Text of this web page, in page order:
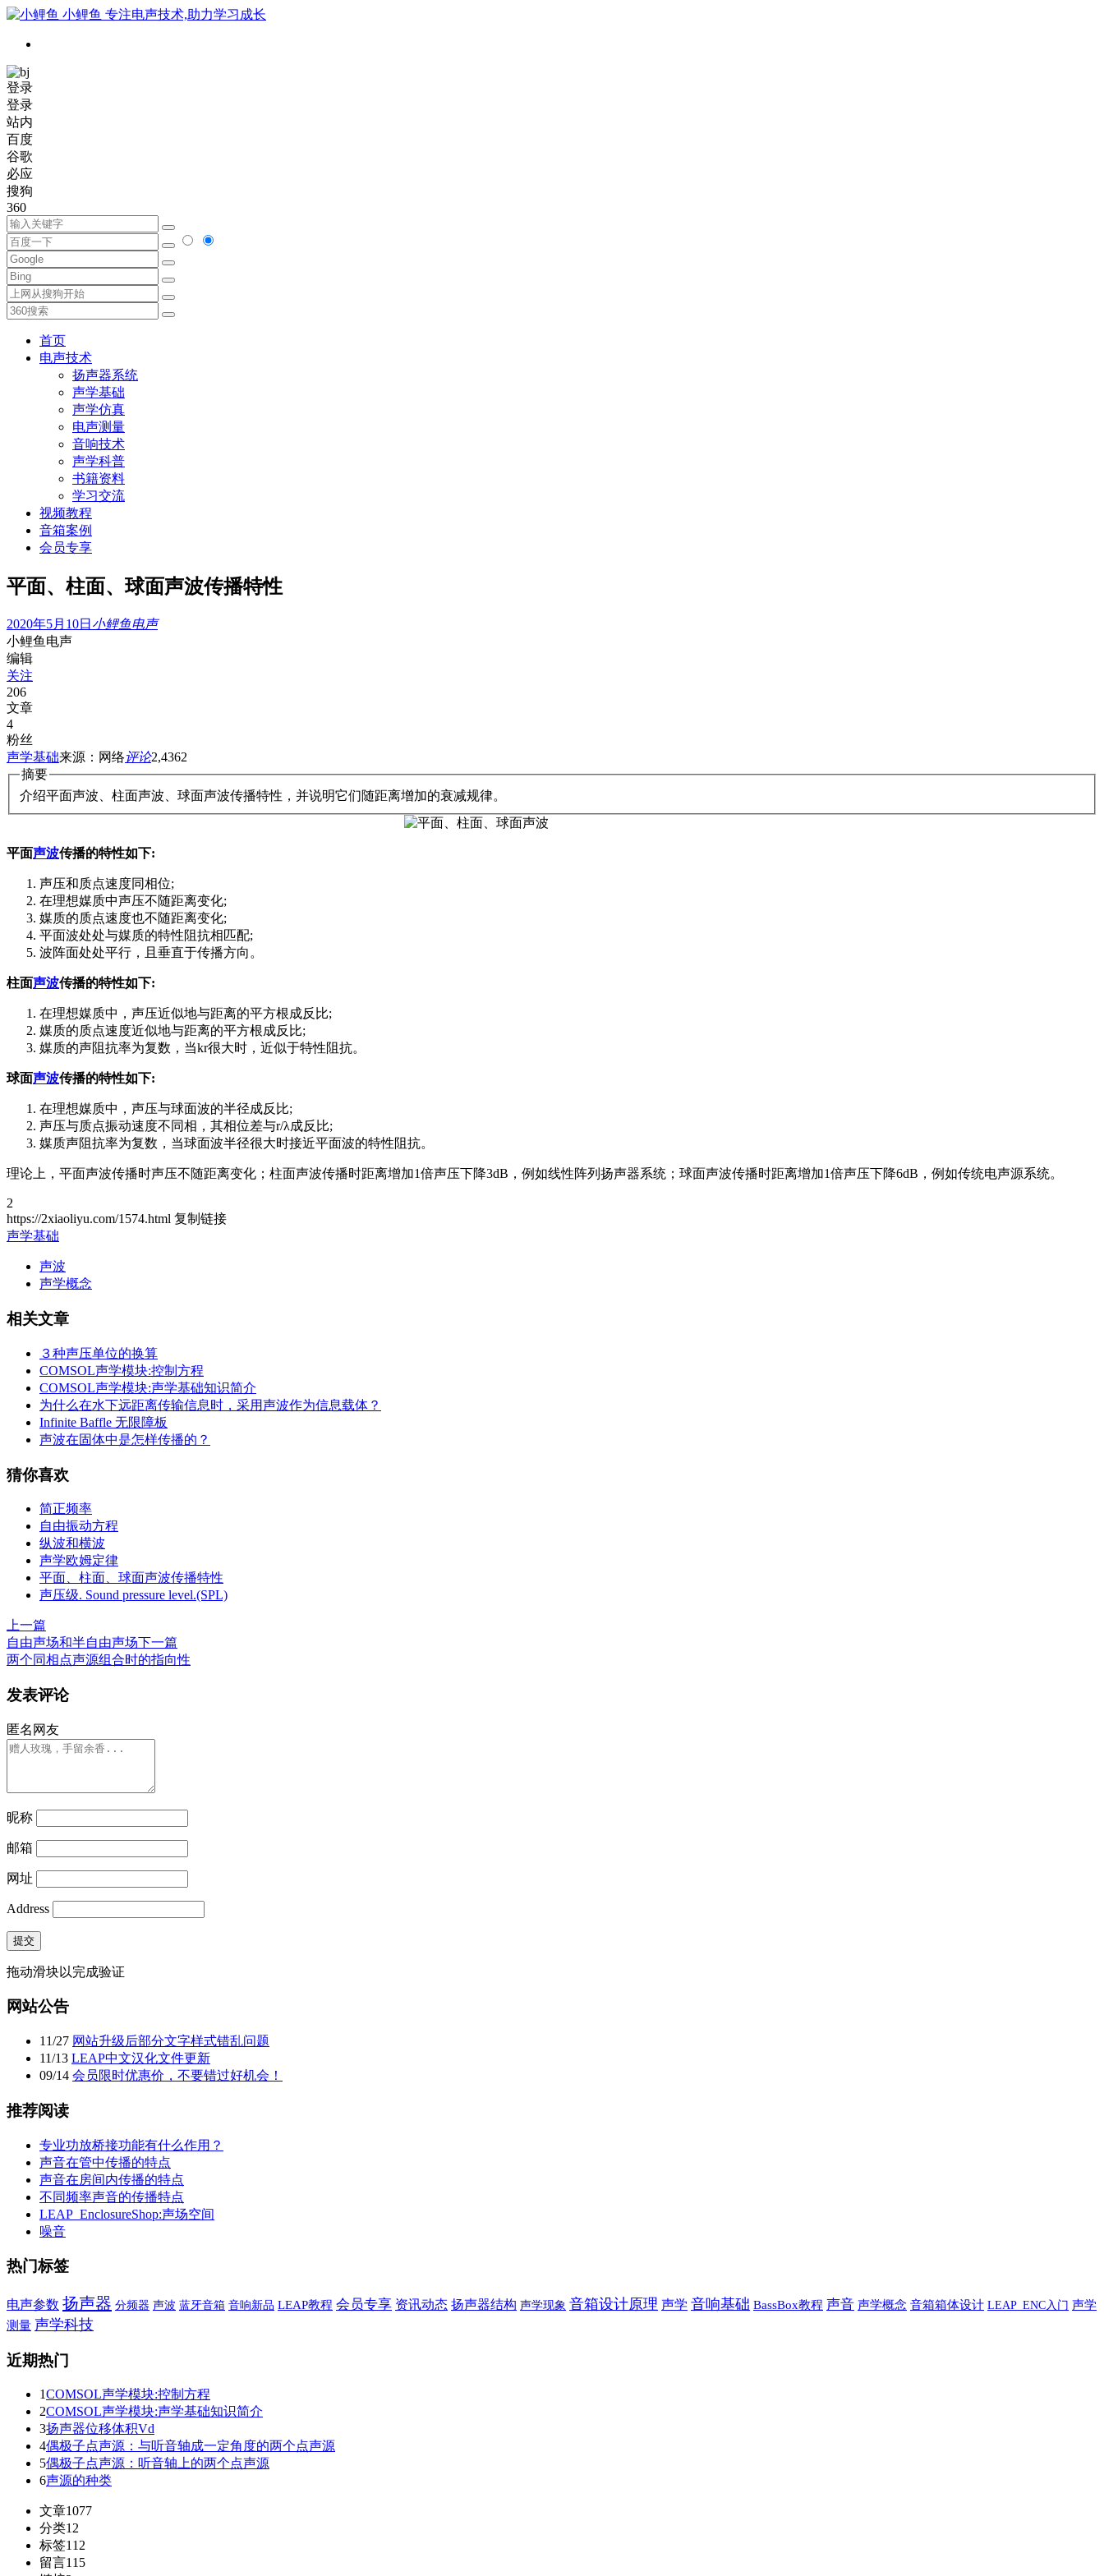
小鲤鱼 专注电声技术,助力学习成长
登录
登录
站内
百度
谷歌
必应
搜狗
360
首页
电声技术
扬声器系统
声学基础
声学仿真
电声测量
音响技术
声学科普
书籍资料
学习交流
视频教程
音箱案例
会员专享
平面、柱面、球面声波传播特性
2020年5月10日 小鲤鱼电声
小鲤鱼电声
编辑
关注
206
文章
4
粉丝
声学基础来源：网络评论2,4362
摘要
介绍平面声波、柱面声波、球面声波传播特性，并说明它们随距离增加的衰减规律。
平面声波传播的特性如下:
声压和质点速度同相位;
在理想媒质中声压不随距离变化;
媒质的质点速度也不随距离变化;
平面波处处与媒质的特性阻抗相匹配;
波阵面处处平行，且垂直于传播方向。
柱面声波传播的特性如下:
在理想媒质中，声压近似地与距离的平方根成反比;
媒质的质点速度近似地与距离的平方根成反比;
媒质的声阻抗率为复数，当kr很大时，近似于特性阻抗。
球面声波传播的特性如下:
在理想媒质中，声压与球面波的半径成反比;
声压与质点振动速度不同相，其相位差与r/λ成反比;
媒质声阻抗率为复数，当球面波半径很大时接近平面波的特性阻抗。
理论上，平面声波传播时声压不随距离变化；柱面声波传播时距离增加1倍声压下降3dB，例如线性阵列扬声器系统；球面声波传播时距离增加1倍声压下降6dB，例如传统电声源系统。
2
https://2xiaoliyu.com/1574.html 复制链接
声学基础
声波
声学概念
相关文章
３种声压单位的换算
COMSOL声学模块:控制方程
COMSOL声学模块:声学基础知识简介
为什么在水下远距离传输信息时，采用声波作为信息载体？
Infinite Baffle 无限障板
声波在固体中是怎样传播的？
猜你喜欢
简正频率
自由振动方程
纵波和横波
声学欧姆定律
平面、柱面、球面声波传播特性
声压级. Sound pressure level.(SPL)
上一篇
自由声场和半自由声场下一篇
两个同相点声源组合时的指向性
发表评论
匿名网友
昵称
邮箱
网址
Address
提交
拖动滑块以完成验证
网站公告
11/27 网站升级后部分文字样式错乱问题
11/13 LEAP中文汉化文件更新
09/14 会员限时优惠价，不要错过好机会！
推荐阅读
专业功放桥接功能有什么作用？
声音在管中传播的特点
声音在房间内传播的特点
不同频率声音的传播特点
LEAP_EnclosureShop:声场空间
噪音
热门标签
电声参数 扬声器 分频器 声波 蓝牙音箱 音响新品 LEAP教程 会员专享 资讯动态 扬声器结构 声学现象 音箱设计原理 声学 音响基础 BassBox教程 声音 声学概念 音箱箱体设计 LEAP_ENC入门 声学
测量 声学科技
近期热门
1COMSOL声学模块:控制方程
2COMSOL声学模块:声学基础知识简介
3扬声器位移体积Vd
4偶极子点声源：与听音轴成一定角度的两个点声源
5偶极子点声源：听音轴上的两个点声源
6声源的种类
文章1077
分类12
标签112
留言115